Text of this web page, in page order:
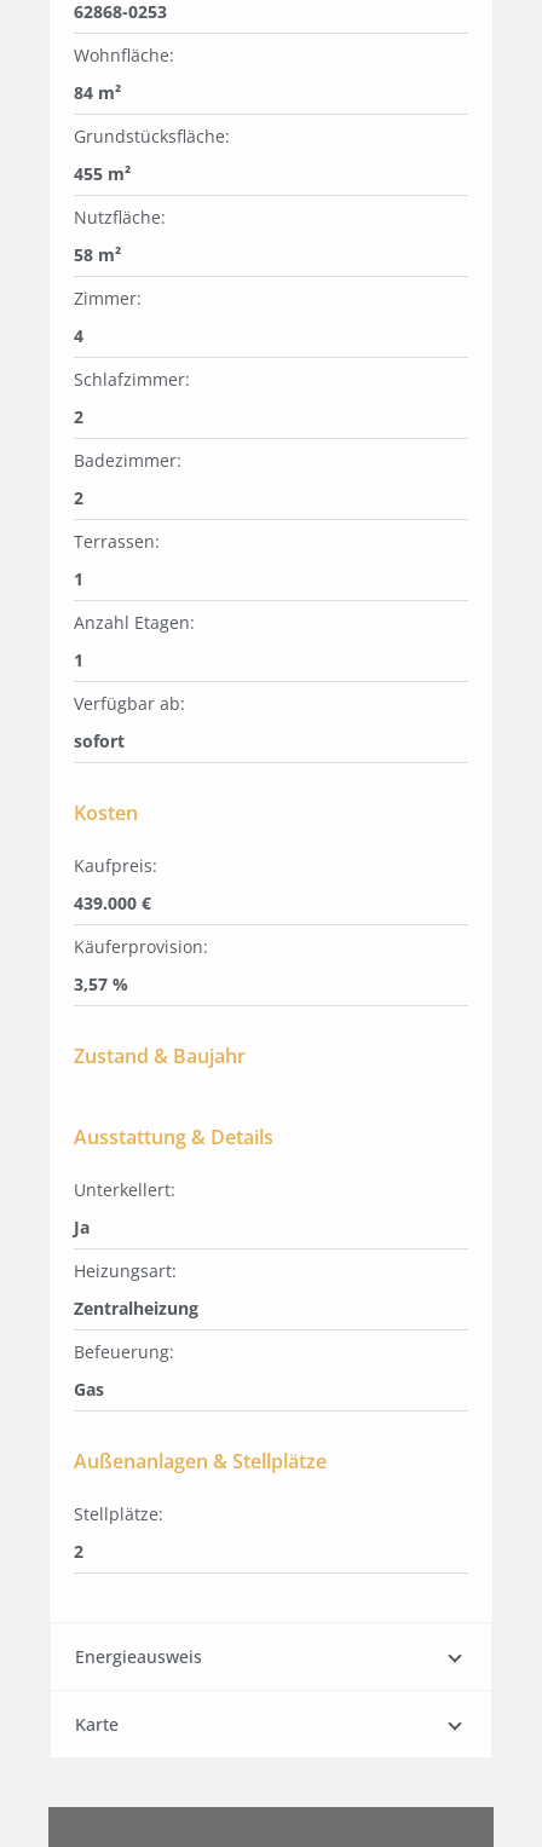
62868-0253
Wohnfläche:
84 m²
Grundstücksfläche:
455 m²
Nutzfläche:
58 m²
Zimmer:
4
Schlafzimmer:
2
Badezimmer:
2
Terrassen:
1
Anzahl Etagen:
1
Verfügbar ab:
sofort
Kosten
Kaufpreis:
439.000 €
Käuferprovision:
3,57 %
Zustand & Baujahr
Ausstattung & Details
Unterkellert:
Ja
Heizungsart:
Zentralheizung
Befeuerung:
Gas
Außenanlagen & Stellplätze
Stellplätze:
2
Energieausweis
Karte